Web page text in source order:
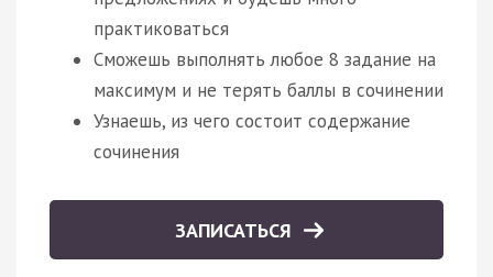
практиковаться
Сможешь выполнять любое 8 задание на
максимум и не терять баллы в сочинении
Узнаешь, из чего состоит содержание
сочинения
ЗАПИСАТЬСЯ